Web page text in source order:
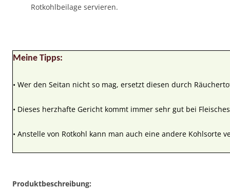
Rotkohlbeilage servieren.
Meine Tipps:
• Wer den Seitan nicht so mag, ersetzt diesen durch
• Dieses herzhafte Gericht kommt immer sehr gut bei
• Anstelle von Rotkohl kann man auch eine andere Kohlsorte
Produktbeschreibung: